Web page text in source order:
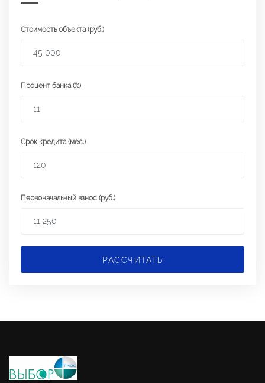
Стоимость объекта (руб.)
Процент банка (%)
Срок кредита (мес.)
Первоначальный взнос (руб.)
РАССЧИТАТЬ